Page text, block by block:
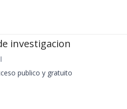
investigacion
publico y gratuito